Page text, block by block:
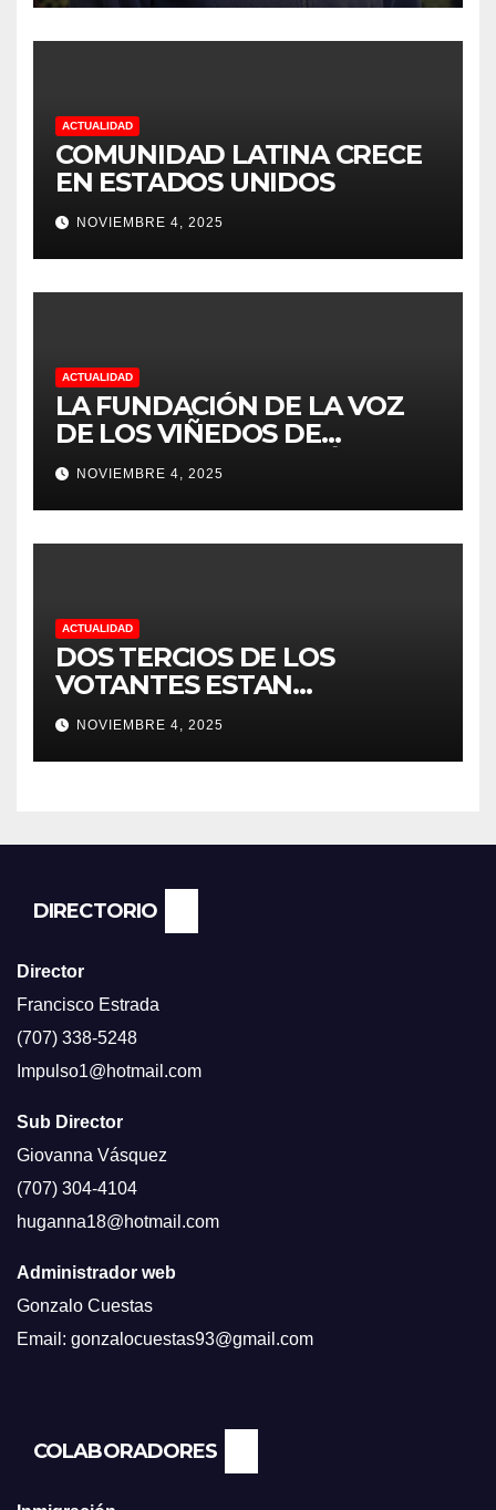
FEBRERO POR SU GRAN
TRABAJO EN LA PODA DE
ACTUALIDAD
COMUNIDAD LATINA CRECE
EN ESTADOS UNIDOS
NOVIEMBRE 4, 2025
ACTUALIDAD
LA FUNDACIÓN DE LA VOZ
DE LOS VIÑEDOS DE
SONOMA RECONOCIÓ A
CUATRO “ EMPLEADOS DEL
MES” POR SU LIDERAZGO Y
DEDICACIÓN EN LOS
NOVIEMBRE 4, 2025
ACTUALIDAD
DOS TERCIOS DE LOS
VOTANTES ESTAN
FRUSTRADOS CON TRUMP
PORQUE EL COSTO DE VIDA
CADA DIA SUBE Y LA
NEWS.
NOVIEMBRE 4, 2025
DIRECTORIO
Director
Francisco Estrada
(707) 338-5248
Impulso1@hotmail.com
Sub Director
Giovanna Vásquez
(707) 304-4104
huganna18@hotmail.com
Administrador web
Gonzalo Cuestas
Email: gonzalocuestas93@gmail.com
COLABORADORES